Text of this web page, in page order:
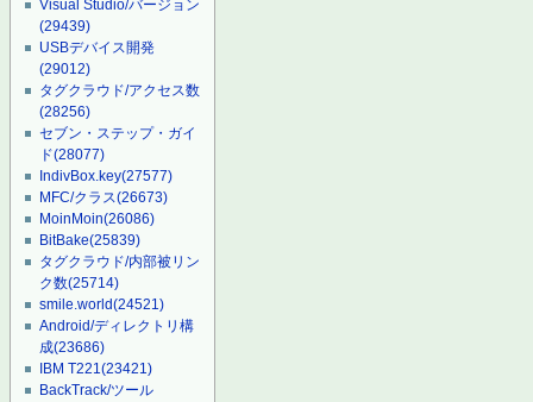
Visual Studio/バージョン
(29439)
USBデバイス開発
(29012)
タグクラウド/アクセス数
(28256)
セブン・ステップ・ガイ
ド(28077)
IndivBox.key(27577)
MFC/クラス(26673)
MoinMoin(26086)
BitBake(25839)
タグクラウド/内部被リン
ク数(25714)
smile.world(24521)
Android/ディレクトリ構
成(23686)
IBM T221(23421)
BackTrack/ツール